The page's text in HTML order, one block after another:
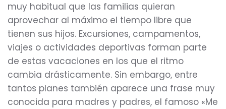
muy habitual que las familias quieran
aprovechar al máximo el tiempo libre que
tienen sus hijos. Excursiones, campamentos,
viajes o actividades deportivas forman parte
de estas vacaciones en los que el ritmo
cambia drásticamente. Sin embargo, entre
tantos planes también aparece una frase muy
conocida para madres y padres, el famoso «Me